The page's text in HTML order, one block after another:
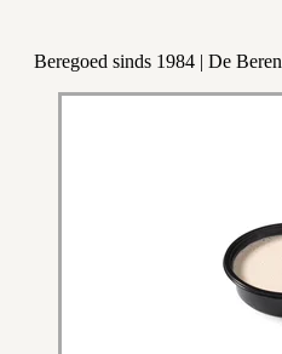
Beregoed sinds 1984 | De Beren